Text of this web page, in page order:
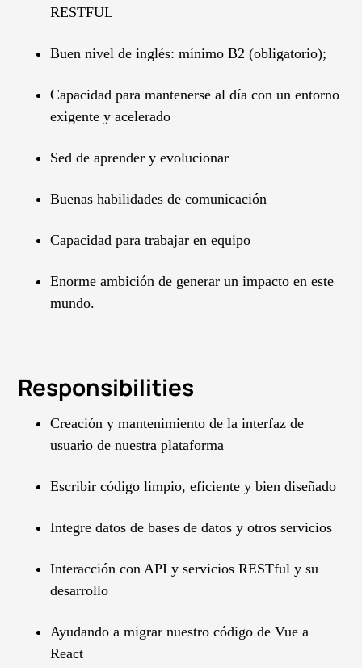
RESTFUL
Buen nivel de inglés: mínimo B2 (obligatorio);
Capacidad para mantenerse al día con un entorno
exigente y acelerado
Sed de aprender y evolucionar
Buenas habilidades de comunicación
Capacidad para trabajar en equipo
Enorme ambición de generar un impacto en este
mundo.
Responsibilities
Creación y mantenimiento de la interfaz de
usuario de nuestra plataforma
Escribir código limpio, eficiente y bien diseñado
Integre datos de bases de datos y otros servicios
Interacción con API y servicios RESTful y su
desarrollo
Ayudando a migrar nuestro código de Vue a
React